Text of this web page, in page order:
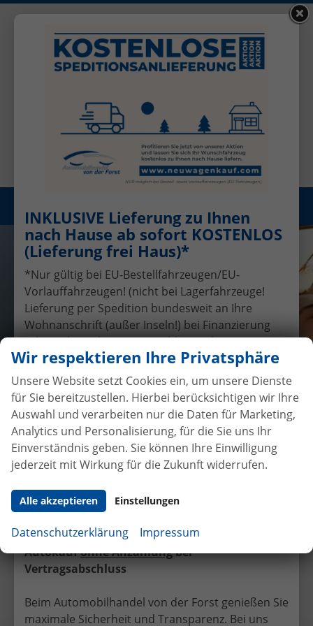
Öffnungszeiten: Mo - Fr 08.00 - 17.00
Registrieren
Übergabe eines EU-
Neufahrzeuges Skoda Octavia
Limousine
15.4.2016 •
Vorheriger Eintrag
Wir respektieren Ihre Privatsphäre
Unsere Website setzt Cookies ein, um unsere Dienste
für Sie bereitzustellen. Hierbei berücksichtigen wir Ihre
Auswahl und verarbeiten nur die Daten für Marketing,
Analytics und Personalisierung, für die Sie uns Ihr
Einverständnis geben. Sie können Ihre Einwilligung
jederzeit mit Wirkung für die Zukunft widerrufen.
Alle akzeptieren Einstellungen
Datenschutzerklärung Impressum
INKLUSIVE Lieferung zu Ihnen
nach Hause ab sofort KOSTENLOS
(Lieferung frei Haus)*
*Nur gültig bei EU-Bestellfahrzeugen/EU-
Vorlauffahrzeugen! (nicht bei Lagerfahrzeuge!
Lieferung per Spedition bundesweit an Ihre
Wohnanschrift (außer Inseln!) bei Finanzierung
oder Gebrauchtwagen-Inzahlungnahme,
Auslieferung nur am Hauptsitz in Selfkant-
Tüddern
möglich.
Autokaufohne Anzahlungbei
Vertragsabschluss
Beim Automobilhandel von der Forst genießen Sie
maximale Sicherheit und Transparenz. Bei uns